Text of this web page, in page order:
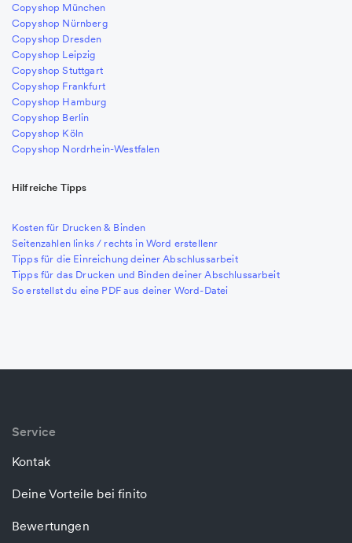
Copyshop München
Copyshop Nürnberg
Copyshop Dresden
Copyshop Leipzig
Copyshop Stuttgart
Copyshop Frankfurt
Copyshop Hamburg
Copyshop Berlin
Copyshop Köln
Copyshop Nordrhein-Westfalen
Hilfreiche Tipps
Kosten für Drucken & Binden
Seitenzahlen links / rechts in Word erstellenr
Tipps für die Einreichung deiner Abschlussarbeit
Tipps für das Drucken und Binden deiner Abschlussarbeit
So erstellst du eine PDF aus deiner Word-Datei
Service
Kontak
Deine Vorteile bei finito
Bewertungen